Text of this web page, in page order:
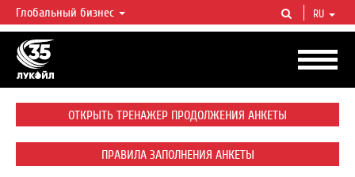
ЛУКОЙЛ СЕГОДНЯ
ЛУКОЙЛ — одна из крупнейших вертикально интегрированных
нефтегазовых компаний в мире, на долю которой приходится более 2%
мировой добычи нефти и около 1% доказанных запасов углеводородов.
Глобальный бизнес RU
ОТКРЫТЬ ТРЕНАЖЕР ПРОДОЛЖЕНИЯ АНКЕТЫ
ПРАВИЛА ЗАПОЛНЕНИЯ АНКЕТЫ